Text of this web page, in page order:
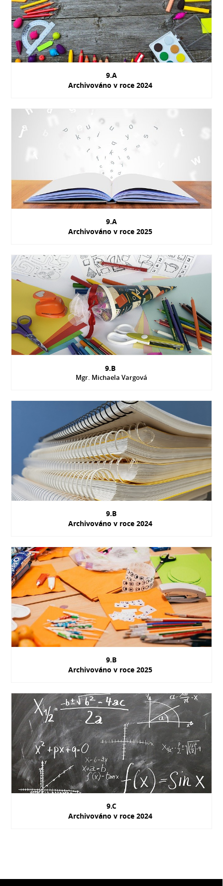
9.A
Archivováno v roce 2024
9.A
Archivováno v roce 2025
9.B
Mgr. Michaela Vargová
9.B
Archivováno v roce 2024
9.B
Archivováno v roce 2025
9.C
Archivováno v roce 2024